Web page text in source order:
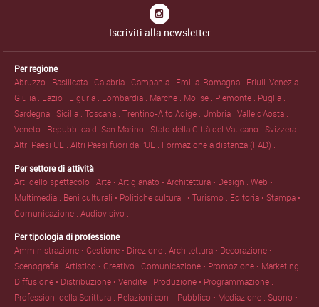
Iscriviti alla newsletter
Per regione
Abruzzo . Basilicata .Calabria .Campania . Emilia-Romagna . Friuli-Venezia
Giulia . Lazio . Liguria . Lombardia . Marche . Molise . Piemonte . Puglia .
Sardegna . Sicilia .Toscana .Trentino-Alto Adige . Umbria .Valle d'Aosta .
Veneto . Repubblica di San Marino . Stato della Città del Vaticano . Svizzera .
Altri Paesi UE .Altri Paesi fuori dall'UE . Formazione a distanza (FAD) .
Per settore di attività
Arti dello spettacolo .Arte • Artigianato • Architettura • Design .Web •
Multimedia . Beni culturali • Politiche culturali • Turismo . Editoria • Stampa •
Comunicazione .Audiovisivo .
Per tipologia di professione
Amministrazione • Gestione • Direzione .Architettura • Decorazione •
Scenografia .Artistico • Creativo .Comunicazione • Promozione • Marketing .
Diffusione • Distribuzione • Vendite . Produzione • Programmazione .
Professioni della Scrittura . Relazioni con il Pubblico • Mediazione . Suono •